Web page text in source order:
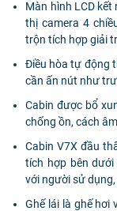
Màn hình LCD
thị camera 4
trộn tích hợp giải
Điều hòa tự động
cần ấn nút như
Cabin được bổ
chống ồn, cách
Cabin V7X đầu
tích hợp bên
với người sử
Ghế lái là ghế hơi